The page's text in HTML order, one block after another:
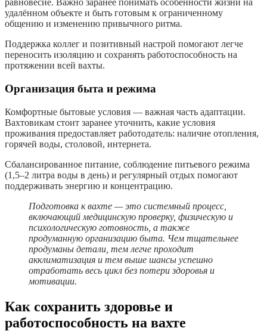
равновесие. Важно заранее понимать особенности жизни на
удалённом объекте и быть готовым к ограниченному
общению и изменению привычного ритма.
Поддержка коллег и позитивный настрой помогают легче
переносить изоляцию и сохранять работоспособность на
протяжении всей вахты.
Организация быта и режима
Комфортные бытовые условия — важная часть адаптации.
Вахтовикам стоит заранее уточнить, какие условия
проживания предоставляет работодатель: наличие отопления,
горячей воды, столовой, интернета.
Сбалансированное питание, соблюдение питьевого режима
(1,5–2 литра воды в день) и регулярный отдых помогают
поддерживать энергию и концентрацию.
Подготовка к вахте — это системный процесс,
включающий медицинскую проверку, физическую и
психологическую готовность, а также
продуманную организацию быта. Чем тщательнее
продуманы детали, тем легче проходит
акклиматизация и тем выше шансы успешно
отработать весь цикл без потери здоровья и
мотивации.
Как сохранить здоровье и
работоспособность на вахте